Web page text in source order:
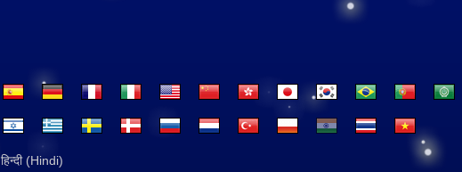
हिन्दी (Hindi)